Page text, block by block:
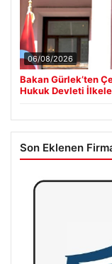
06/08/2026
Bakan Gürlek’ten
Hukuk Devleti
Son Eklenen